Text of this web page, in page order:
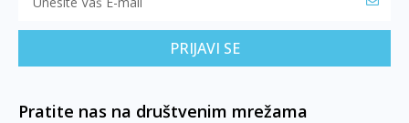
PRIJAVI SE
Pratite nas na društvenim mrežama